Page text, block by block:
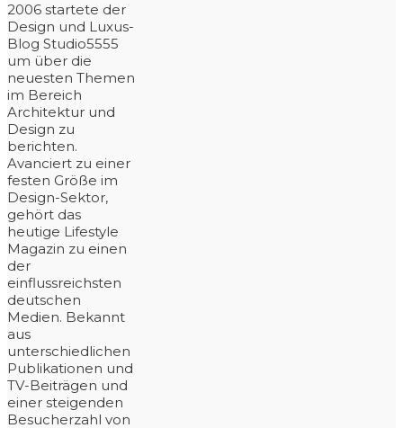
2006 startete der
Design und Luxus-
Blog Studio5555
um über die
neuesten Themen
im Bereich
Architektur und
Design zu
berichten.
Avanciert zu einer
festen Größe im
Design-Sektor,
gehört das
heutige Lifestyle
Magazin zu einen
der
einflussreichsten
deutschen
Medien. Bekannt
aus
unterschiedlichen
Publikationen und
TV-Beiträgen und
einer steigenden
Besucherzahl von